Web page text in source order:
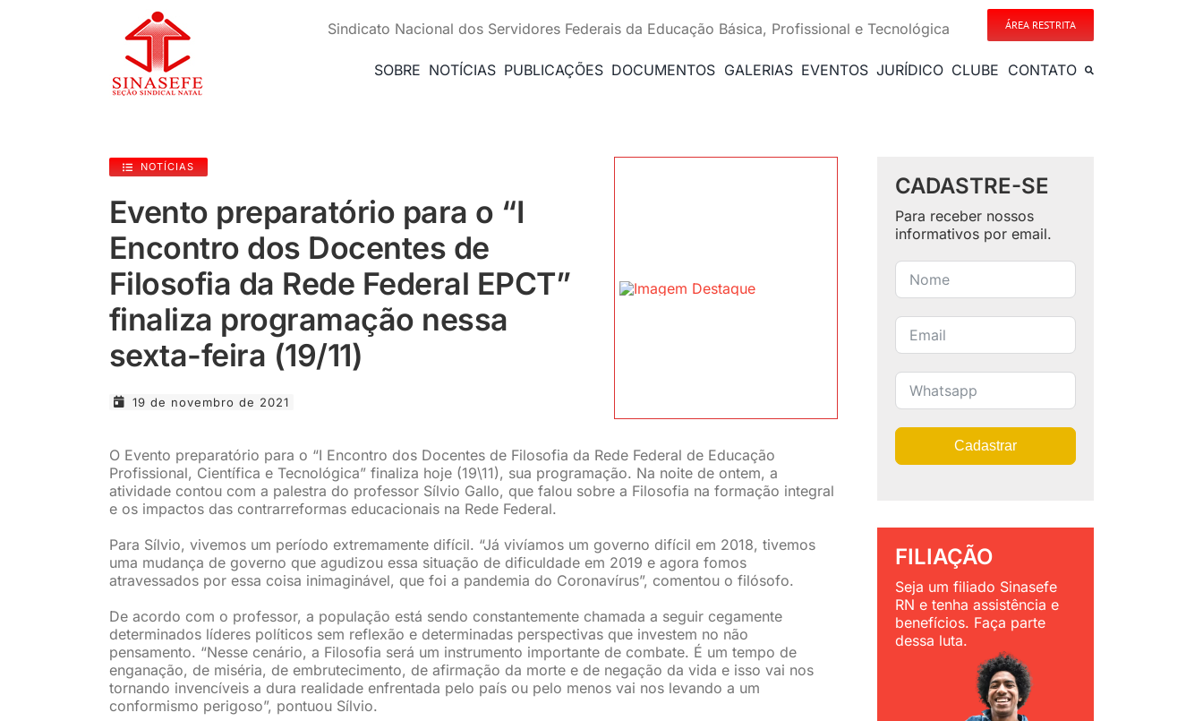
Sindicato Nacional dos Servidores Federais da Educação Básica, Profissional e Tecnológica ÁREA RESTRITA
SOBRE NOTÍCIAS PUBLICAÇÕES DOCUMENTOS GALERIAS EVENTOS JURÍDICO CLUBE CONTATO
NOTÍCIAS
Evento preparatório para o “I
Encontro dos Docentes de
Filosofia da Rede Federal EPCT”
finaliza programação nessa
sexta-feira (19/11)
19 de novembro de 2021
O Evento preparatório para o “I Encontro dos Docentes de Filosofia da Rede Federal de Educação
Profissional, Científica e Tecnológica” finaliza hoje (19\11), sua programação. Na noite de ontem, a
atividade contou com a palestra do professor Sílvio Gallo, que falou sobre a Filosofia na formação integral
e os impactos das contrarreformas educacionais na Rede Federal.
Para Sílvio, vivemos um período extremamente difícil. “Já vivíamos um governo difícil em 2018, tivemos
uma mudança de governo que agudizou essa situação de dificuldade em 2019 e agora fomos
atravessados por essa coisa inimaginável, que foi a pandemia do Coronavírus”, comentou o filósofo.
De acordo com o professor, a população está sendo constantemente chamada a seguir cegamente
determinados líderes políticos sem reflexão e determinadas perspectivas que investem no não
pensamento. “Nesse cenário, a Filosofia será um instrumento importante de combate. É um tempo de
enganação, de miséria, de embrutecimento, de afirmação da morte e de negação da vida e isso vai nos
tornando invencíveis a dura realidade enfrentada pelo país ou pelo menos vai nos levando a um
conformismo perigoso”, pontuou Sílvio.
CADASTRE-SE
Para receber nossos
informativos por email.
Cadastrar
FILIAÇÃO
Seja um filiado Sinasefe
RN e tenha assistência e
benefícios. Faça parte
dessa luta.